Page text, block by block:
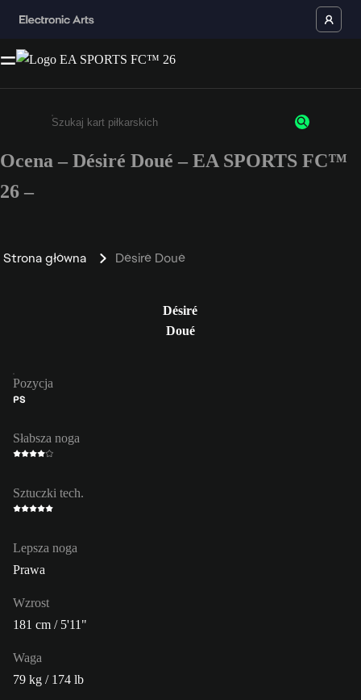
Wpisz co najmniej 3 znaki lub cyfry.
Ocena – Désiré Doué – EA SPORTS FC™
26 –
Strona główna Désiré Doué
Désiré
Doué
Pozycja
PS
Słabsza noga
Sztuczki tech.
Lepsza noga
Prawa
Wzrost
181 cm / 5'11"
Waga
79 kg / 174 lb